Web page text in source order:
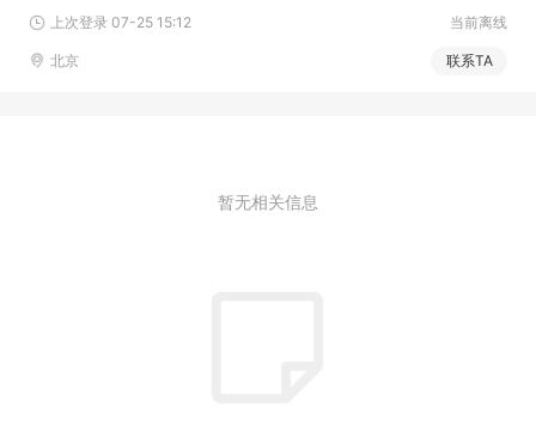
上次登录 07-25 15:12
当前离线
北京 联系TA
暂无相关信息